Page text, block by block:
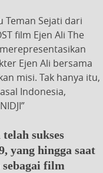
Teman Sejati dari
film Ejen Ali The
Ejen Ali bersama
misi. Tak hanya itu,
Indonesia,
sukses
yang hingga saat
film